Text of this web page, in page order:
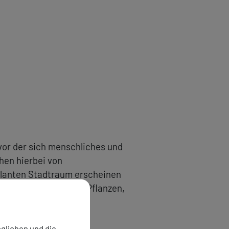
der sich menschliches und
hierbei von
Stadtraum erscheinen
besonders günstig. Pflanzen,
oder nur